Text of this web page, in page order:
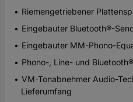
Riemengetriebener
Eingebauter Bluetooth®-
Eingebauter MM-Phono-
Phono-, Line- und
VM-Tonabnehmer Audio-
Lieferumfang